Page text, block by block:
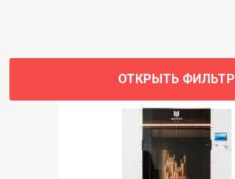
ОТКРЫТЬ ФИЛЬТР